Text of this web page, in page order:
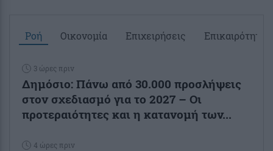
Ροή Οικονομία Επιχειρήσεις Επικαιρότητα
3 ώρες πριν
Δημόσιο: Πάνω από 30.000 προσλήψεις
στον σχεδιασμό για το 2027 – Οι
προτεραιότητες και η κατανομή των...
4 ώρες πριν